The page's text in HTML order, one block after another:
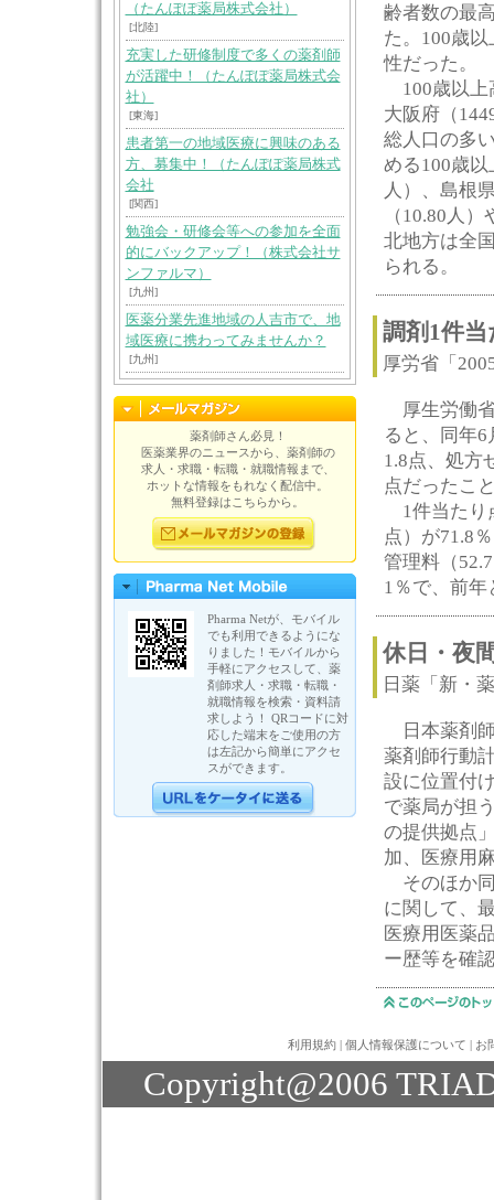
（たんぽぽ薬局株式会社）
[北陸]
充実した研修制度で多くの薬剤師
が活躍中！（たんぽぽ薬局株式会
社）
[東海]
患者第一の地域医療に興味のある
方、募集中！（たんぽぽ薬局株式
会社
[関西]
勉強会・研修会等への参加を全面
的にバックアップ！（株式会社サ
ンファルマ）
[九州]
医薬分業先進地域の人吉市で、地
域医療に携わってみませんか？
[九州]
薬剤師さん必見！
医薬業界のニュースから、薬剤師の
求人・求職・転職・就職情報まで、
ホットな情報をもれなく配信中。
無料登録はこちらから。
Pharma Netが、モバイル
でも利用できるようにな
りました！モバイルから
手軽にアクセスして、薬
剤師求人・求職・転職・
就職情報を検索・資料請
求しよう！ QRコードに対
応した端末をご使用の方
は左記から簡単にアクセ
スができます。
齢者数の最
た。100歳
性だった。
100歳以上
大阪府（
総人口の多
める100歳
人）、島根
（10.80人
北地方は全
られる。
調剤1件
厚労省「
厚生労働省
ると、同年
1.8点、処方
点だったこ
1件当たり
点）が71.8
管理料（
1％で、前年
休日・夜
日薬「新・
日本薬剤師
薬剤師行動
設に位置付
で薬局が担
の提供拠点
加、医療用
そのほか
に関して、
医療用医薬
ー歴等を確
利用規約 | 個人情報保護について | お
Copyright@2006